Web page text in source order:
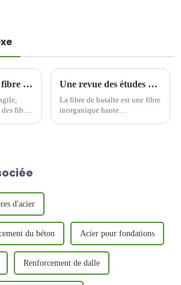
Mécanisme de la fibre de basalte dans le béton
fibres
Une revue des études de modification de surface des fibres de basalte
La fibre de basalte est une fibre
inorganique haute
d'acier
du béton Acier pour fondations
Renforcement de dalle